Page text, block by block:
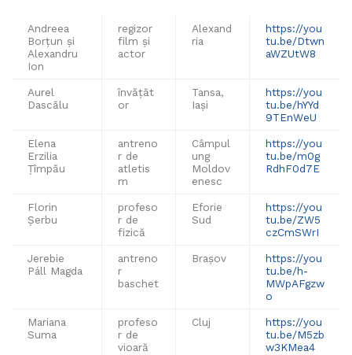
Andreea
Borțun și
Alexandru
Ion
regizor
film și
actor
Alexand
ria
https://you
tu.be/Dtwn
aWZUtW8
Aurel
Dascălu
învăţăt
or
Tansa,
Iași
https://you
tu.be/hYYd
9TEnWeU
Elena
Erzilia
Țîmpău
antreno
r de
atletis
m
Câmpul
ung
Moldov
enesc
https://you
tu.be/m0g
RdhF0d7E
Florin
Șerbu
profeso
r de
fizică
Eforie
Sud
https://you
tu.be/ZW5
czCmSWrI
Jerebie
Páll Magda
antreno
r
baschet
Brașov
https://you
tu.be/h-
MWpAFgzw
o
Mariana
Suma
profeso
r de
vioară
Cluj
https://you
tu.be/M5zb
w3KMea4